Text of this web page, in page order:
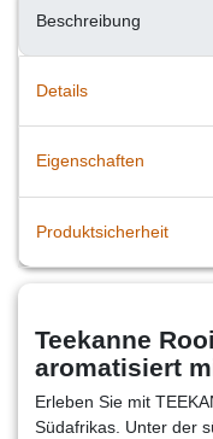
Beschreibung
Details
Eigenschaften
Produktsicherheit
Teekanne
aromatisiert
Erleben Sie mit
Südafrikas. Unter der